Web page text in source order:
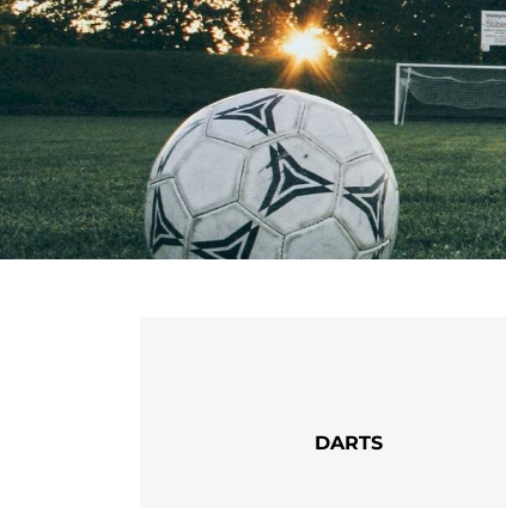
DARTS